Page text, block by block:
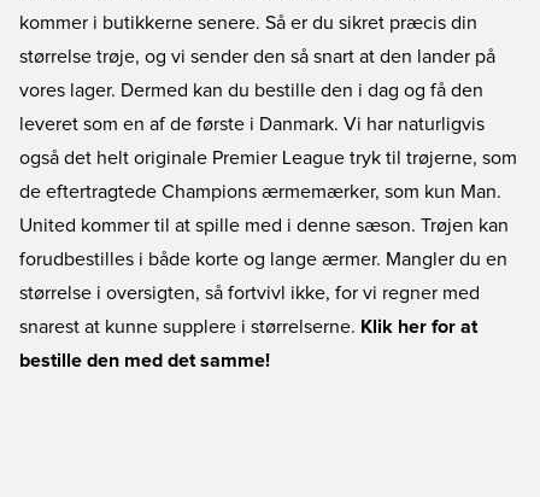
kommer i butikkerne senere. Så er du sikret præcis din
størrelse trøje, og vi sender den så snart at den lander på
vores lager. Dermed kan du bestille den i dag og få den
leveret som en af de første i Danmark. Vi har naturligvis
også det helt originale Premier League tryk til trøjerne, som
de eftertragtede Champions ærmemærker, som kun Man.
United kommer til at spille med i denne sæson. Trøjen kan
forudbestilles i både korte og lange ærmer. Mangler du en
størrelse i oversigten, så fortvivl ikke, for vi regner med
snarest at kunne supplere i størrelserne. Klik her for at
bestille den med det samme!